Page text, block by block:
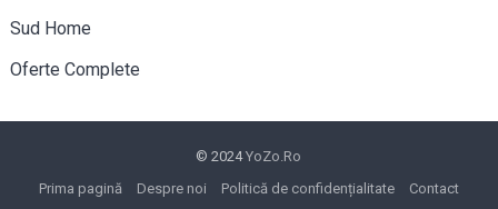
Sud Home
Oferte Complete
© 2024YoZo.Ro
Prima pagină
Despre noi Politică de confidențialitate Contact